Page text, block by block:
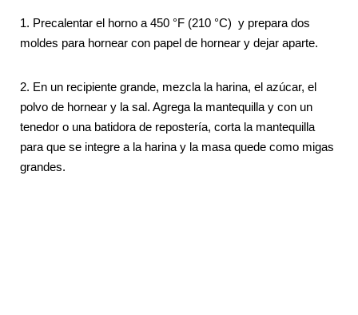
1. Precalentar el horno a 450 °F (210 °C) y prepara dos
moldes para hornear con papel de hornear y dejar aparte.
2. En un recipiente grande, mezcla la harina, el azúcar, el
polvo de hornear y la sal. Agrega la mantequilla y con un
tenedor o una batidora de repostería, corta la mantequilla
para que se integre a la harina y la masa quede como migas
grandes.